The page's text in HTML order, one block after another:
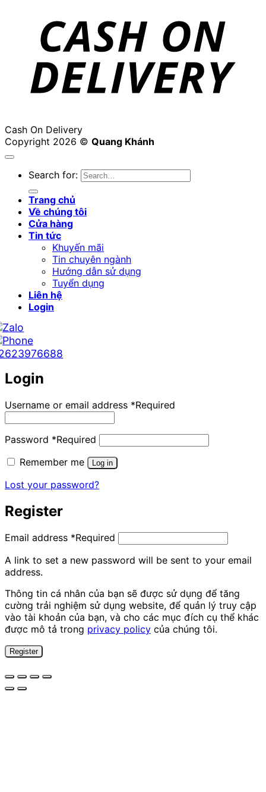
Cash On Delivery
Copyright 2026 © Quang Khánh
Search for:
Trang chủ
Về chúng tôi
Cửa hàng
Tin tức
Khuyến mãi
Tin chuyên ngành
Hướng dẫn sử dụng
Tuyển dụng
Liên hệ
Login
Login
Username or email address *Required
Password *Required
Remember me
Log in
Lost your password?
Register
Email address *Required
A link to set a new password will be sent to your email
address.
Thông tin cá nhân của bạn sẽ được sử dụng để tăng
cường trải nghiệm sử dụng website, để quản lý truy cập
vào tài khoản của bạn, và cho các mục đích cụ thể khác
được mô tả trong privacy policy của chúng tôi.
Register